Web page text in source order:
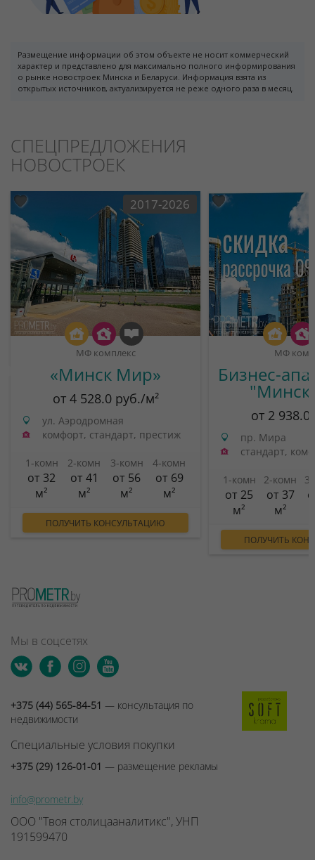
Размещение информации об этом объекте не носит коммерческий
характер и представлено для максимально полного информирования
о рынке новостроек Минска и Беларуси. Информация взята из
открытых источников, актуализируется не реже одного раза в месяц.
СПЕЦПРЕДЛОЖЕНИЯ
НОВОСТРОЕК
2017-2026
МФ комплекс
«Минск Мир»
от 4 528.0 руб./м²
ул. Аэродромная
комфорт, стандарт, престиж
1-комн
от 32
м²
2-комн
от 41
м²
3-комн
от 56
м²
4-комн
от 69
м²
ПОЛУЧИТЬ КОНСУЛЬТАЦИЮ
МФ
Бизнес-
от 2
пр. Мира
стандарт,
1-комн
от 25
м²
2-комн
от 37
м²
ПОЛУЧИТЬ
Мы в соцсетях
+375 (44) 565-84-51 — консультация по
недвижимости
Специальные условия покупки
+375 (29) 126-01-01 — размещение рекламы
info@prometr.by
ООО "Твоя столицааналитикс", УНП
191599470